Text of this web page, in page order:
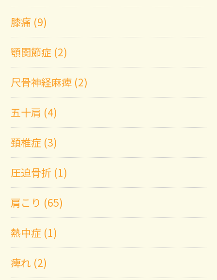
膝痛 (9)
顎関節症 (2)
尺骨神経麻痺 (2)
五十肩 (4)
頚椎症 (3)
圧迫骨折 (1)
肩こり (65)
熱中症 (1)
痺れ (2)